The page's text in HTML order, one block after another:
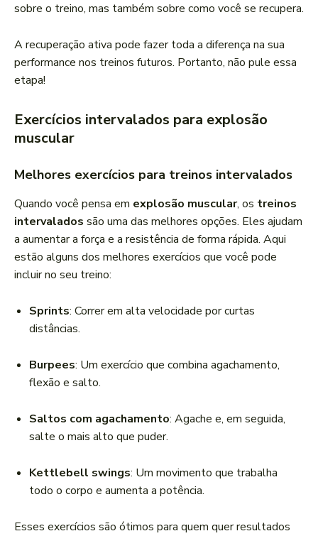
sobre o treino, mas também sobre como você se recupera.
A recuperação ativa pode fazer toda a diferença na sua
performance nos treinos futuros. Portanto, não pule essa
etapa!
Exercícios intervalados para explosão
muscular
Melhores exercícios para treinos intervalados
Quando você pensa em explosão muscular, os treinos
intervalados são uma das melhores opções. Eles ajudam
a aumentar a força e a resistência de forma rápida. Aqui
estão alguns dos melhores exercícios que você pode
incluir no seu treino:
Sprints: Correr em alta velocidade por curtas
distâncias.
Burpees: Um exercício que combina agachamento,
flexão e salto.
Saltos com agachamento: Agache e, em seguida,
salte o mais alto que puder.
Kettlebell swings: Um movimento que trabalha
todo o corpo e aumenta a potência.
Esses exercícios são ótimos para quem quer resultados